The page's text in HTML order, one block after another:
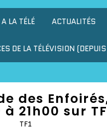
A LA TÉLÉ ACTUALITÉS
DE LA TÉLÉVISION
des
21h00 sur
TF1